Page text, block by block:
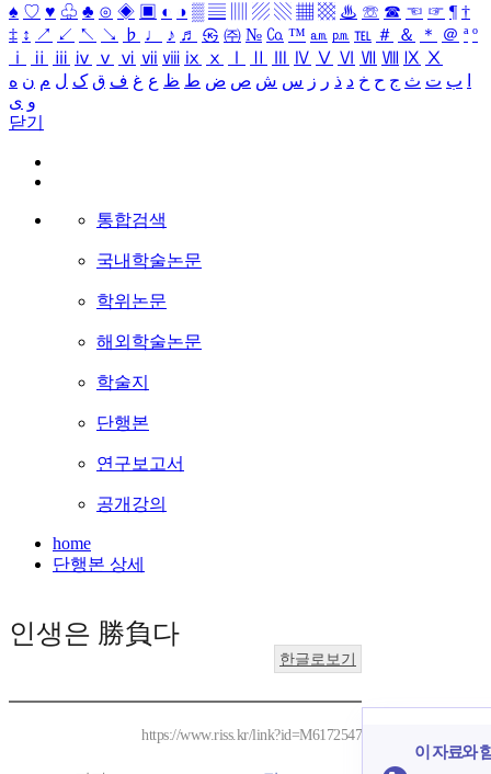
♠ ♡ ♥ ♧ ♣ ⊙ ◈ ▣ ◐ ◑ ▒ ▤ ▨ ▧ ▦ ▩ ♨ ☏ ☎ ☜ ☞ ¶ †
‡ ↕ ↗ ↙ ↖ ↘ ♭ ♩ ♪ ♬ ㉿ ㈜ № ㏇ ™ ㏂ ㏘ ℡ ＃ ＆ ＊ ＠ ª º
ⅰ
ⅱ ⅲ ⅳ ⅴ ⅵ ⅶ ⅷ ⅸ ⅹ Ⅳ Ⅴ Ⅵ Ⅶ Ⅷ Ⅸ Ⅹ
ب ت ث ج ح خ د ذ ر ز س ش ص ض ط ظ ع غ ف ق ک ل م ن ه
و ی
닫기
통합검색
국내학술논문
학위논문
해외학술논문
학술지
단행본
연구보고서
공개강의
home
단행본 상세
인생은 勝負다
한글로보기
https://www.riss.kr/link?id=M6172547
이 자료와